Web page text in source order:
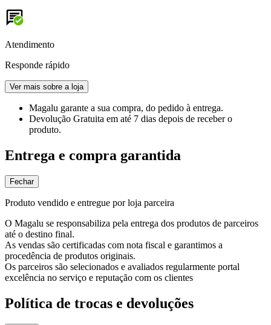
Atendimento
Responde rápido
Ver mais sobre a loja
Magalu garante a sua compra, do pedido à entrega.
Devolução Gratuita em até 7 dias depois de receber o
produto.
Entrega e compra garantida
Fechar
Produto vendido e entregue por loja parceira
O Magalu se responsabiliza pela entrega dos produtos de parceiros
até o destino final.
As vendas são certificadas com nota fiscal e garantimos a
procedência de produtos originais.
Os parceiros são selecionados e avaliados regularmente portal
excelência no serviço e reputação com os clientes
Política de trocas e devoluções